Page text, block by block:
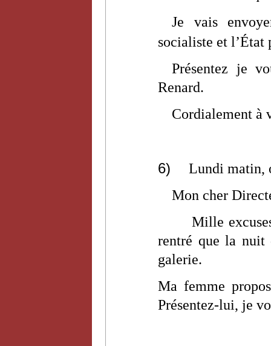
Je vais
socialiste et l’État
Présentez je
Renard.
Cordialement à
6)
Lundi matin,
Mon cher
Mille
rentré que la nuit
galerie.
Ma femme
Présentez-lui, je